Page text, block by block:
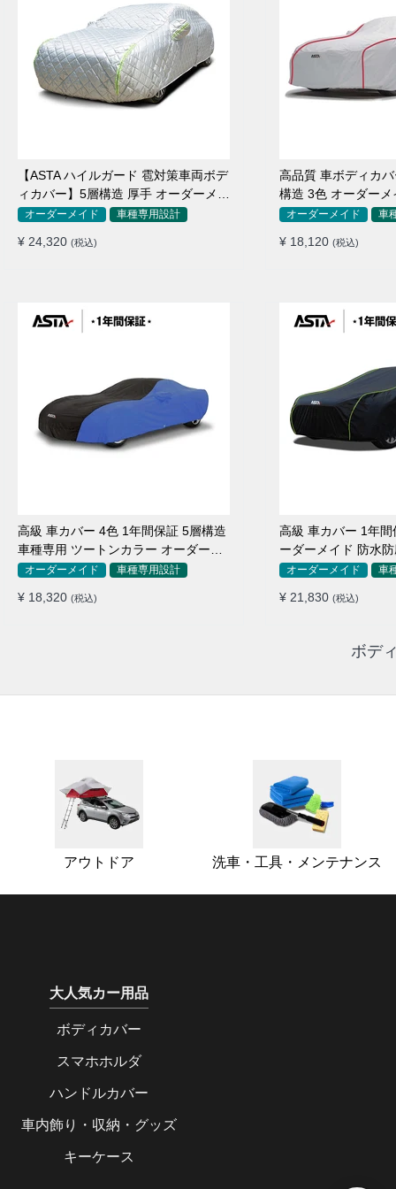
【ASTA ハイルガード 雹対策車両ボデ
ィカバー】5層構造 厚手 オーダーメイ
ド 凍結防止 防雪防風 極厚 防風ロープ
オーダーメイド 車種専用設計
¥ 24,320 (税込)
高品質 車ボディカバ
構造 3色 オーダー
防水 四季
オーダーメイド 車
¥ 18,120 (税込)
高級 車カバー 4色 1年間保証 5層構造
車種専用 ツートンカラー オーダーメ
イド 防水 耐久性
オーダーメイド 車種専用設計
¥ 18,320 (税込)
高級 車カバー 1年
ーダーメイド 防水
用オーダーメイド 車
¥ 21,830 (税込)
ボデ
アウトドア 洗車・工具・メンテナンス
大人気カー用品
ボディカバー
スマホホルダ
ハンドルカバー
車内飾り・収納・グッズ
キーケース